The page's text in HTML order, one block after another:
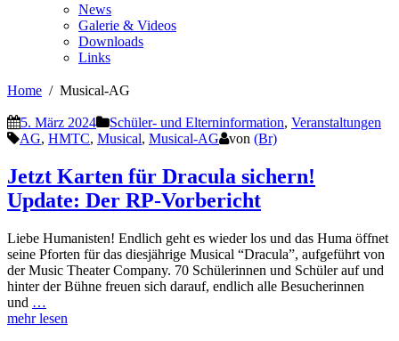
News
Galerie & Videos
Downloads
Links
Home Musical-AG
5. März 2024 Schüler- und Elterninformation, Veranstaltungen
AG, HMTC, Musical, Musical-AG von (Br)
Jetzt Karten für Dracula sichern!
Update: Der RP-Vorbericht
Liebe Humanisten! Endlich geht es wieder los und das Huma öffnet
seine Pforten für das diesjährige Musical “Dracula”, aufgeführt von
der Music Theater Company. 70 Schülerinnen und Schüler auf und
hinter der Bühne freuen sich darauf, endlich alle Besucherinnen
und …
mehr lesen